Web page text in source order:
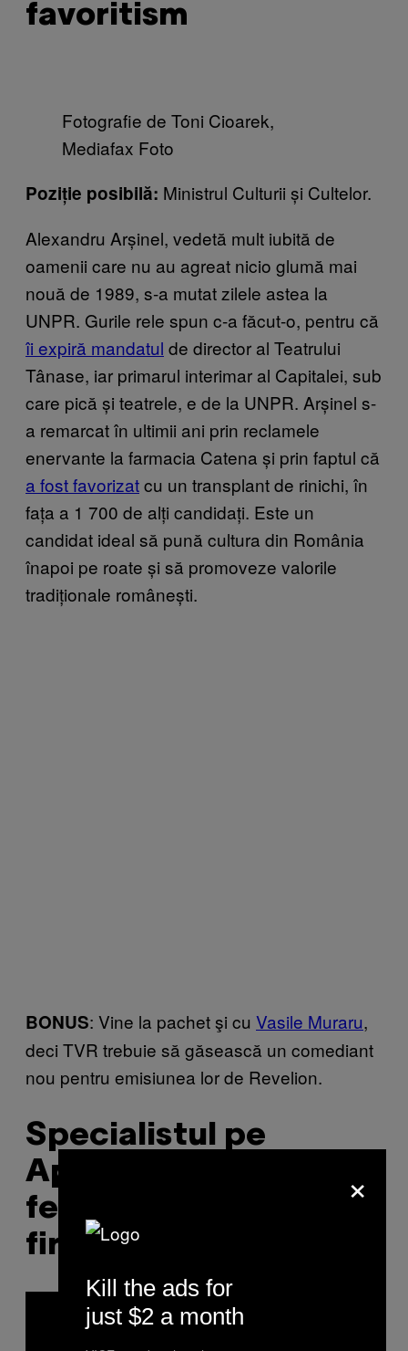
favoritism
Fotografie de Toni Cioarek,
Mediafax Foto
Poziție posibilă: Ministrul Culturii și Cultelor.
Alexandru Arșinel, vedetă mult iubită de
oamenii care nu au agreat nicio glumă mai
nouă de 1989, s-a mutat zilele astea la
UNPR. Gurile rele spun c-a făcut-o, pentru că
îi expiră mandatul de director al Teatrului
Tânase, iar primarul interimar al Capitalei, sub
care pică și teatrele, e de la UNPR. Arșinel s-
a remarcat în ultimii ani prin reclamele
enervante la farmacia Catena și prin faptul că
a fost favorizatcu un transplant de rinichi, în
fața a 1 700 de alți candidați. Este un
candidat ideal să pună cultura din România
înapoi pe roate și să promoveze valorile
tradiționale românești.
BONUS: Vine la pachet şi cu Vasile Muraru,
deci TVR trebuie să găsească un comediant
nou pentru emisiunea lor de Revelion.
Specialistul pe
Apărare al UNPR e un
fel de templier cu
firmă de bodigarzi
×
Kill the ads for
just $2 a month